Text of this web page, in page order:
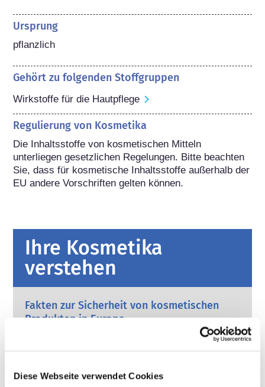
Diese Webseite verwendet Cookies
Ursprung
pflanzlich
Gehört zu folgenden Stoffgruppen
Wirkstoffe für die Hautpflege
Regulierung von Kosmetika
Die Inhaltsstoffe von kosmetischen Mitteln
unterliegen gesetzlichen Regelungen. Bitte beachten
Sie, dass für kosmetische Inhaltsstoffe außerhalb der
EU andere Vorschriften gelten können.
Ihre Kosmetika
verstehen
Fakten zur Sicherheit von kosmetischen
Produkten in Europa
Strenge Rechtsvorschriften sorgen dafür,
Union verkauft werden, sicher für die
Mehr erfahren